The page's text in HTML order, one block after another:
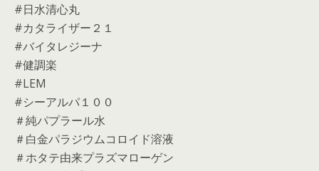
#日水清心丸
#カタライザー２１
#バイタレジーナ
#健調楽
#LEM
#シーアルパ１００
＃純パプラール水
＃白金パラジウムコロイド溶液
＃ホタテ由来プラズマローゲン